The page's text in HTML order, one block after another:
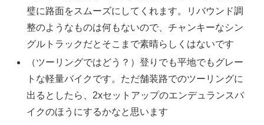
璧に路面をスムーズにしてくれます。リバウンド調
整のようなものは何もないので、チャンキーなシン
グルトラックだとそこまで素晴らしくはないです
（ツーリングではどう？）登りでも平地でもグレー
トな軽量バイクです。ただ舗装路でのツーリングに
出るとしたら、2xセットアップのエンデュランスバ
イクのほうにするかなと思います